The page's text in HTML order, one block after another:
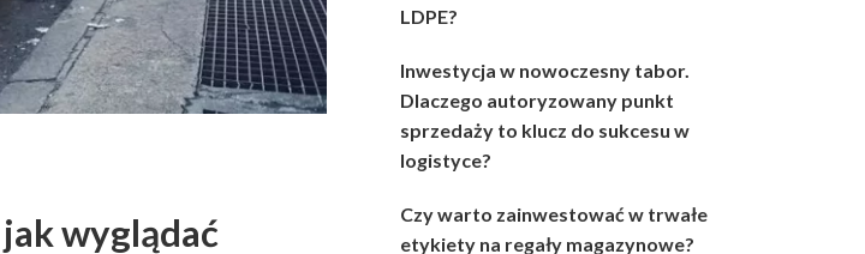
wyglądać
LDPE?
Inwestycja w nowoczesny tabor.
Dlaczego autoryzowany punkt
sprzedaży to klucz do sukcesu w
logistyce?
Czy warto zainwestować w trwałe
etykiety na regały magazynowe?